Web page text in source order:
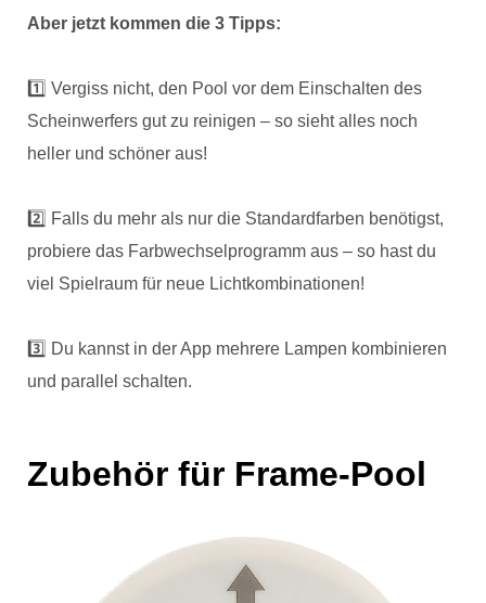
Aber jetzt kommen die 3 Tipps:
1️⃣ Vergiss nicht, den Pool vor dem Einschalten des
Scheinwerfers gut zu reinigen – so sieht alles noch
heller und schöner aus!
2️⃣ Falls du mehr als nur die Standardfarben benötigst,
probiere das Farbwechselprogramm aus – so hast du
viel Spielraum für neue Lichtkombinationen!
3️⃣ Du kannst in der App mehrere Lampen kombinieren
und parallel schalten.
Zubehör für Frame-Pool